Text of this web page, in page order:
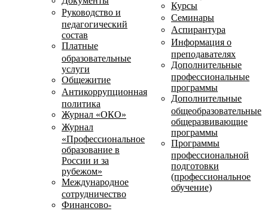
Руководство и
педагогический
состав
Платные
образовательные
услуги
Общежитие
Антикоррупционная
политика
Журнал «ОКО»
Журнал
«Профессиональное
образование в
России и за
рубежом»
Международное
сотрудничество
Финансово-
Курсы
Семинары
Аспирантура
Информация о
преподавателях
Дополнительные
профессиональные
программы
Дополнительные
общеобразовательные
общеразвивающие
программы
Программы
профессиональной
подготовки
(профессиональное
обучение)